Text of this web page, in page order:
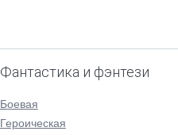
Фантастика и фэнтези
Боевая
Героическая